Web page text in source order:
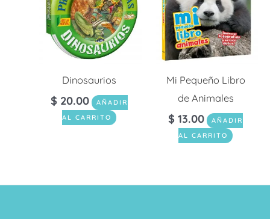
Dinosaurios
$ 20.00
AÑADIR
AL CARRITO
Mi Pequeño Libro
de Animales
$ 13.00
AÑADIR
AL CARRITO